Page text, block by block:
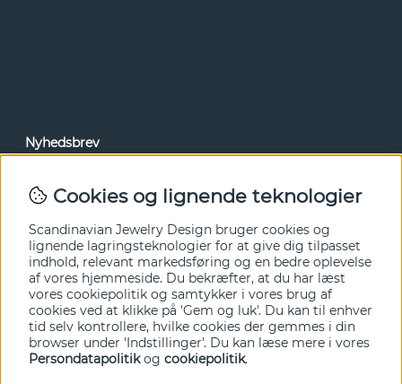
Nyhedsbrev
tilbud før alle andre. Tilmeld dig herunder.
Ja tak!
Cookies og lignende teknologier
Scandinavian Jewelry Design bruger cookies og
lignende lagringsteknologier for at give dig tilpasset
indhold, relevant markedsføring og en bedre oplevelse
af vores hjemmeside. Du bekræfter, at du har læst
vores cookiepolitik og samtykker i vores brug af
cookies ved at klikke på 'Gem og luk'. Du kan til enhver
tid selv kontrollere, hvilke cookies der gemmes i din
browser under 'Indstillinger'. Du kan læse mere i vores
Persondatapolitikog cookiepolitik.